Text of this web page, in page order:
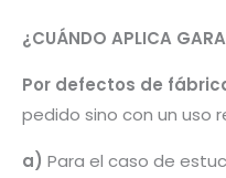
¿CUÁNDO APLICA
Por defectos de
pedido sino con un uso
a) Para el caso de